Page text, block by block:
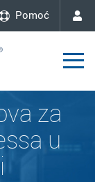
Pomoć
za
u